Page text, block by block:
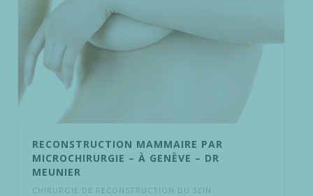
RECONSTRUCTION MAMMAIRE PAR
MICROCHIRURGIE – À GENÈVE – DR
MEUNIER
CHIRURGIE DE RECONSTRUCTION DU SEIN